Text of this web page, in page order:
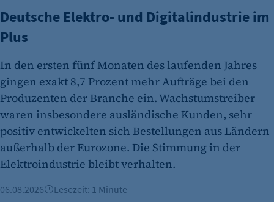
für ein eventuelles Opt-Out verwendet.
"no" - 50 Jahre "yes" - 480 Tage
fe_typo_user
Name:
fe_typo_user
Anbieter:
Session-Cookie für die Verwaltung von
Deutsche Elektro- und Digitalindustrie im
Plus
In den ersten fünf Monaten des laufenden Jahres
gingen exakt 8,7 Prozent mehr Aufträge bei den
Produzenten der Branche ein. Wachstumstreiber
waren insbesondere ausländische Kunden, sehr
positiv entwickelten sich Bestellungen aus Ländern
außerhalb der Eurozone. Die Stimmung in der
Elektroindustrie bleibt verhalten.
06.08.2026 Lesezeit: 1 Minute